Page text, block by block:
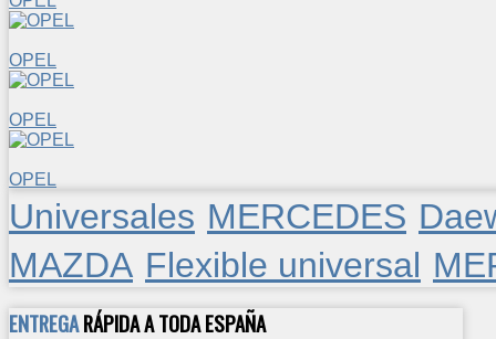
OPEL
OPEL
OPEL
Universales MERCEDES
MAZDA Flexible universal
ENTREGARÁPIDA A TODA ESPAÑA